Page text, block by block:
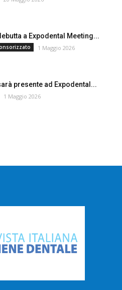
a Expodental Meeting...
1 Maggio 2026
presente ad Expodental...
1 Maggio 2026